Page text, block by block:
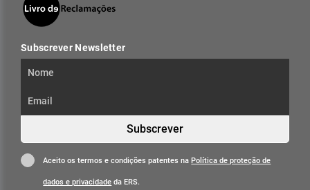
Subscrever Newsletter
Subscrever
Aceito os termos e condições patentes naPolítica de proteção de
dados e privacidade da ERS.